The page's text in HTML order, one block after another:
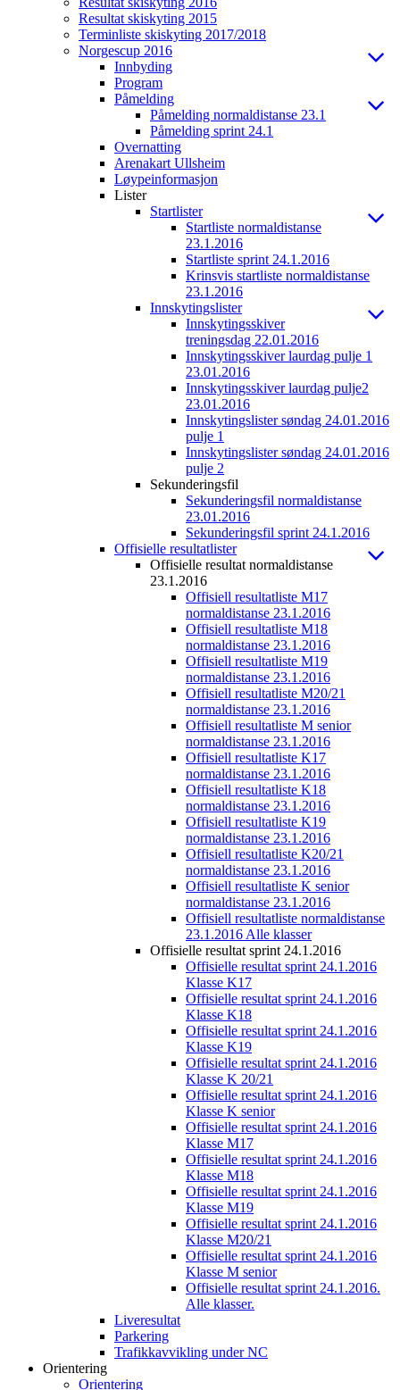
Resultat skiskyting 2015
Terminliste skiskyting 2017/2018
Norgescup 2016
Innbyding
Program
Påmelding
Påmelding normaldistanse 23.1
Påmelding sprint 24.1
Overnatting
Arenakart Ullsheim
Løypeinformasjon
Lister
Startlister
Startliste normaldistanse
23.1.2016
Startliste sprint 24.1.2016
Krinsvis startliste normaldistanse
23.1.2016
Innskytingslister
Innskytingsskiver
treningsdag 22.01.2016
Innskytingsskiver laurdag pulje 1
23.01.2016
Innskytingsskiver laurdag pulje2
23.01.2016
Innskytingslister søndag 24.01.2016
pulje 1
Innskytingslister søndag 24.01.2016
pulje 2
Sekunderingsfil
Sekunderingsfil normaldistanse
23.01.2016
Sekunderingsfil sprint 24.1.2016
Offisielle resultatlister
Offisielle resultat normaldistanse
23.1.2016
Offisiell resultatliste M17
normaldistanse 23.1.2016
Offisiell resultatliste M18
normaldistanse 23.1.2016
Offisiell resultatliste M19
normaldistanse 23.1.2016
Offisiell resultatliste M20/21
normaldistanse 23.1.2016
Offisiell resultatliste M senior
normaldistanse 23.1.2016
Offisiell resultatliste K17
normaldistanse 23.1.2016
Offisiell resultatliste K18
normaldistanse 23.1.2016
Offisiell resultatliste K19
normaldistanse 23.1.2016
Offisiell resultatliste K20/21
normaldistanse 23.1.2016
Offisiell resultatliste K senior
normaldistanse 23.1.2016
Offisiell resultatliste normaldistanse
23.1.2016 Alle klasser
Offisielle resultat sprint 24.1.2016
Offisielle resultat sprint 24.1.2016
Klasse K17
Offisielle resultat sprint 24.1.2016
Klasse K18
Offisielle resultat sprint 24.1.2016
Klasse K19
Offisielle resultat sprint 24.1.2016
Klasse K 20/21
Offisielle resultat sprint 24.1.2016
Klasse K senior
Offisielle resultat sprint 24.1.2016
Klasse M17
Offisielle resultat sprint 24.1.2016
Klasse M18
Offisielle resultat sprint 24.1.2016
Klasse M19
Offisielle resultat sprint 24.1.2016
Klasse M20/21
Offisielle resultat sprint 24.1.2016
Klasse M senior
Offisielle resultat sprint 24.1.2016.
Alle klasser.
Liveresultat
Parkering
Trafikkavvikling under NC
Orientering
Orientering